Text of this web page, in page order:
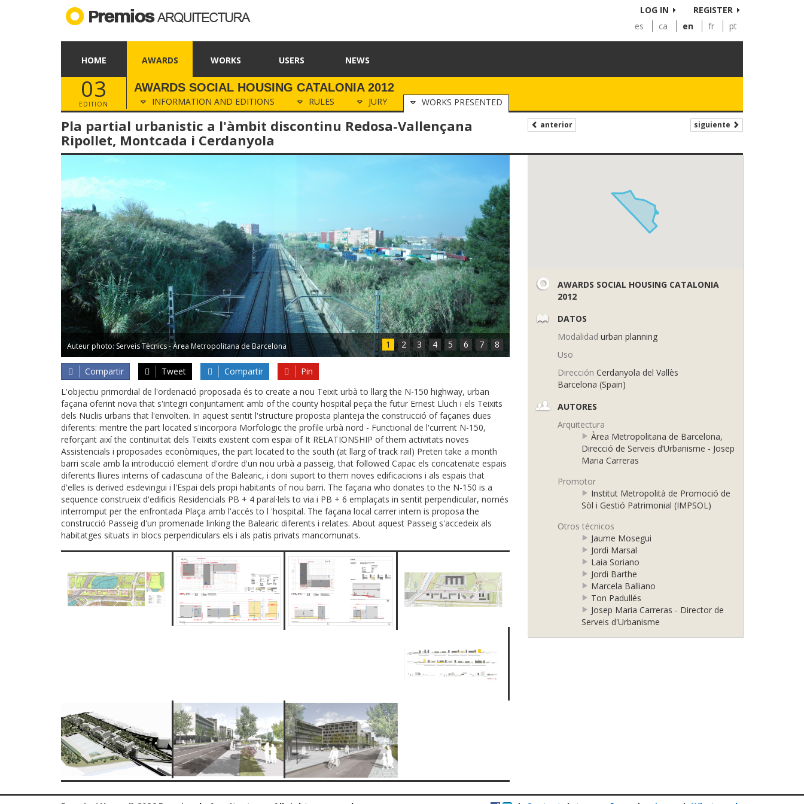
LOG IN
REGISTER
es
ca en fr pt
HOME AWARDS WORKS USERS NEWS
03
EDITION
AWARDS SOCIAL HOUSING CATALONIA 2012
INFORMATION AND EDITIONS RULES JURY WORKS PRESENTED
Pla partial urbanistic a l'àmbit discontinu Redosa-Vallençana
Ripollet, Montcada i Cerdanyola
anterior siguiente
1 2 3 4 5 6 7 8
Auteur photo: Serveis Tècnics - Àrea Metropolitana de Barcelona
Compartir Tweet Compartir
Pin
L'objectiu primordial de l'ordenació proposada és to create a nou Teixit urbà to llarg the N-150 highway, urban
façana oferint nova that s'integri conjuntament amb of the county hospital peça the futur Ernest Lluch i els Teixits
dels Nuclis urbans that l'envolten. In aquest sentit l'structure proposta planteja the construcció of façanes dues
diferents: mentre the part located s'incorpora Morfologic the profile urbà nord - Functional de l'current N-150,
reforçant així the continuïtat dels Teixits existent com espai of It RELATIONSHIP of them activitats noves
Assistencials i proposades econòmiques, the part located to the south (at llarg of track rail) Preten take a month
barri scale amb la introducció element d'ordre d'un nou urbà a passeig, that followed Capac els concatenate espais
diferents lliures interns of cadascuna of the Balearic, i doni suport to them noves edificacions i als espais that
d'elles is derived esdevingui i l'Espai dels propi habitants of nou barri. The façana who donates to the N-150 is a
sequence construeix d'edificis Residencials PB + 4 paral·lels to via i PB + 6 emplaçats in sentit perpendicular, només
interromput per the enfrontada Plaça amb l'accés to l 'hospital. The façana local carrer intern is proposa the
construcció Passeig d'un promenade linking the Balearic diferents i relates. About aquest Passeig s'accedeix als
habitatges situats in blocs perpendiculars els i als patis privats mancomunats.
AWARDS SOCIAL HOUSING CATALONIA
2012
DATOS
Modalidad urban planning
Uso
Dirección Cerdanyola del Vallès
Barcelona (Spain)
AUTORES
Arquitectura
Àrea Metropolitana de Barcelona,
Direcció de Serveis d’Urbanisme - Josep
Maria Carreras
Promotor
Institut Metropolità de Promoció de
Sòl i Gestió Patrimonial (IMPSOL)
Otros técnicos
Jaume Mosegui
Jordi Marsal
Laia Soriano
Jordi Barthe
Marcela Balliano
Ton Padullés
Josep Maria Carreras - Director de
Serveis d'Urbanisme